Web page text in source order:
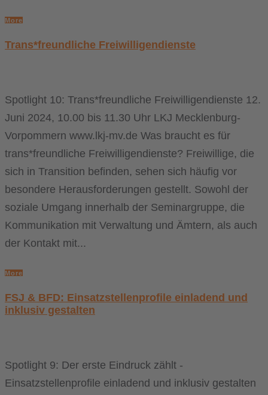
More
Trans*freundliche Freiwilligendienste
Spotlight 10: Trans*freundliche Freiwilligendienste 12.
Juni 2024, 10.00 bis 11.30 Uhr LKJ Mecklenburg-
Vorpommern www.lkj-mv.de Was braucht es für
trans*freundliche Freiwilligendienste? Freiwillige, die
sich in Transition befinden, sehen sich häufig vor
besondere Herausforderungen gestellt. Sowohl der
soziale Umgang innerhalb der Seminargruppe, die
Kommunikation mit Verwaltung und Ämtern, als auch
der Kontakt mit...
More
FSJ & BFD: Einsatzstellenprofile einladend und
inklusiv gestalten
Spotlight 9: Der erste Eindruck zählt -
Einsatzstellenprofile einladend und inklusiv gestalten